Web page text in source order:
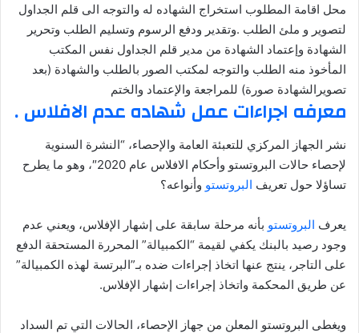
محل اقامة المطلوب استخراج الشهاده له والتوجه الى قلم الجداول
لتصوير و ملئ الطلب .وتقدير ودفع الرسوم وتسليم الطلب وتحرير
الشهادة وإعتماد الشهادة من مدير قلم الجداول نفس المكتب
المأخوذ منه الطلب والتوجه لمكتب الصور بالطلب والشهادة (بعد
تصويرالشهادة صورة) للمراجعة والإعتماد والختم
معرفه اجراءات عمل شهاده عدم الافلاس .
نشر الجهاز المركزي للتعبئة العامة والإحصاء، “النشرة السنوية
لإحصاء حالات البروتستو وأحكام الافلاس عام 2020″، وهو ما يطرح
تساؤلا حول تعريف البروتستو وأنواعه؟
يعرف البروتستو بأنه مرحلة سابقة على إشهار الإفلاس، ويعني عدم
وجود رصيد بالبنك يكفي لقيمة “الكمبيالة” المحررة المستحقة الدفع
على التاجر، ينتج عنها اتخاذ إجراءات ضده بـ”البرتسة لهذه الكمبيالة”
عن طريق المحكمة واتخاذ إجراءات إشهار الإفلاس.
ويغطى البروتستو المعلن من جهاز الإحصاء، الحالات التي تم السداد